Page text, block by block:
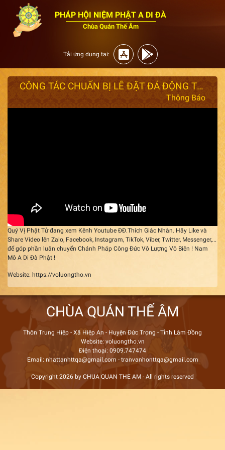
PHÁP HỘI NIỆM PHẬT A DI ĐÀ
Chùa Quán Thế Âm
Tải ứng dụng tại:
CÔNG TÁC CHUẨN BỊ LỄ ĐẶT ĐÁ ĐỘNG THỔ XÂY DỰNG CHÙA QUÁN THẾ ÂM 26/03/2024
Thông Báo
Quý Vị Phật Tử đang xem Kênh Youtube ĐĐ.Thích Giác Nhàn. Hãy Like và
Share Video lên Zalo, Facebook, Instagram, TikTok, Viber, Twitter, Messenger,...
để góp phần luân chuyển Chánh Pháp Công Đức Vô Lượng Vô Biên ! Nam
Mô A Di Đà Phật !
Website: https://voluongtho.vn
CHÙA QUÁN THẾ ÂM
Thôn Trung Hiệp - Xã Hiệp An - Huyện Đức Trọng - Tỉnh Lâm Đồng
Website: voluongtho.vn
Điện thoại: 0909.747474
Email: nhattanhttqa@gmail.com - tranvanhonttqa@gmail.com
Copyright 2026 by CHUA QUAN THE AM - All rights reserved